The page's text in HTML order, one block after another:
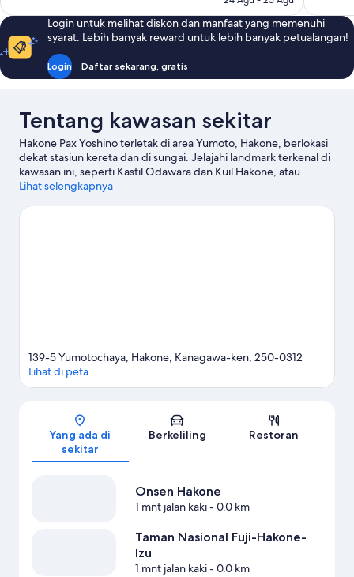
ulasan
Login untuk melihat diskon dan manfaat yang memenuhi
syarat. Lebih banyak reward untuk lebih banyak petualangan!
Login Daftar sekarang, gratis
Tentang kawasan sekitar
Hakone Pax Yoshino terletak di area Yumoto, Hakone, berlokasi
dekat stasiun kereta dan di sungai. Jelajahi landmark terkenal di
kawasan ini, seperti Kastil Odawara dan Kuil Hakone, atau
nikmati budayanya dengan singgah di Hakone Open Air
lain yang juga sebaiknya tidak dilewatkan.
Lihat selengkapnya
Peta
139-5 Yumotochaya, Hakone, Kanagawa-ken, 250-0312
Lihat di peta
Yang ada di
sekitar
Berkeliling Restoran
Onsen Hakone
1 mnt jalan kaki- 0.0 km
Taman Nasional Fuji-Hakone-
Izu
1 mnt jalan kaki- 0.0 km